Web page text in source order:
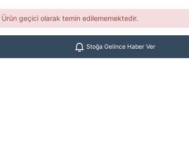
Ürün geçici olarak temin edilememektedir.
Stoğa Gelince Haber Ver